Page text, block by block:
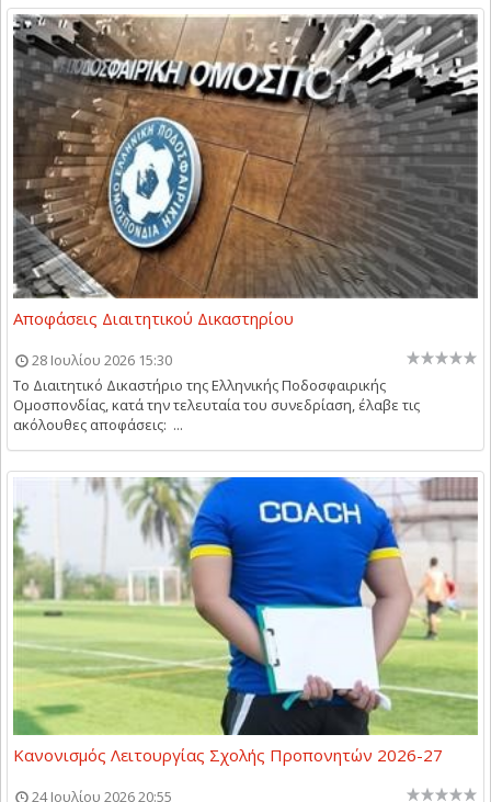
Αποφάσεις Διαιτητικού Δικαστηρίου
28 Ιουλίου 2026 15:30
Το Διαιτητικό Δικαστήριο της Ελληνικής Ποδοσφαιρικής
Ομοσπονδίας, κατά την τελευταία του συνεδρίαση, έλαβε τις
ακόλουθες αποφάσεις: ...
Κανονισμός Λειτουργίας Σχολής Προπονητών 2026-27
24 Ιουλίου 2026 20:55